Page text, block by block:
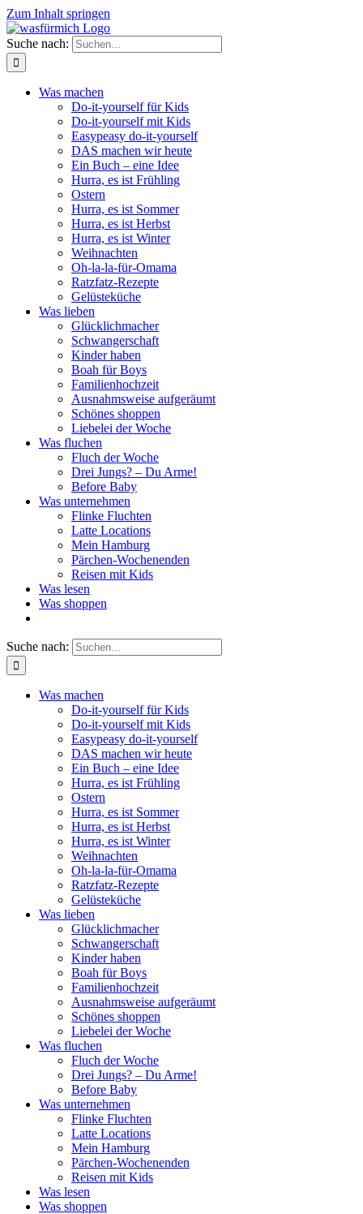
Zum Inhalt springen
Suche nach:
Was machen
Do-it-yourself für Kids
Do-it-yourself mit Kids
Easypeasy do-it-yourself
DAS machen wir heute
Ein Buch – eine Idee
Hurra, es ist Frühling
Ostern
Hurra, es ist Sommer
Hurra, es ist Herbst
Hurra, es ist Winter
Weihnachten
Oh-la-la-für-Omama
Ratzfatz-Rezepte
Gelüsteküche
Was lieben
Glücklichmacher
Schwangerschaft
Kinder haben
Boah für Boys
Familienhochzeit
Ausnahmsweise aufgeräumt
Schönes shoppen
Liebelei der Woche
Was fluchen
Fluch der Woche
Drei Jungs? – Du Arme!
Before Baby
Was unternehmen
Flinke Fluchten
Latte Locations
Mein Hamburg
Pärchen-Wochenenden
Reisen mit Kids
Was lesen
Was shoppen
Suche nach:
Was machen
Do-it-yourself für Kids
Do-it-yourself mit Kids
Easypeasy do-it-yourself
DAS machen wir heute
Ein Buch – eine Idee
Hurra, es ist Frühling
Ostern
Hurra, es ist Sommer
Hurra, es ist Herbst
Hurra, es ist Winter
Weihnachten
Oh-la-la-für-Omama
Ratzfatz-Rezepte
Gelüsteküche
Was lieben
Glücklichmacher
Schwangerschaft
Kinder haben
Boah für Boys
Familienhochzeit
Ausnahmsweise aufgeräumt
Schönes shoppen
Liebelei der Woche
Was fluchen
Fluch der Woche
Drei Jungs? – Du Arme!
Before Baby
Was unternehmen
Flinke Fluchten
Latte Locations
Mein Hamburg
Pärchen-Wochenenden
Reisen mit Kids
Was lesen
Was shoppen